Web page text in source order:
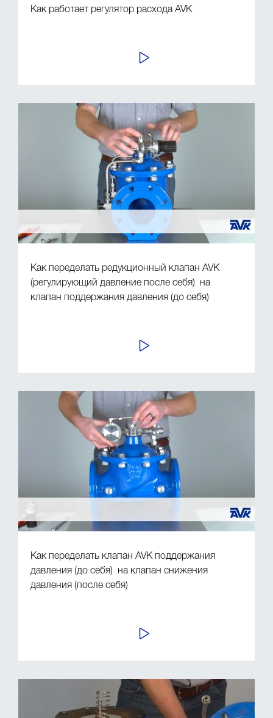
Как работает регулятор расхода AVK
ПРОСМОТР
Как переделать редукционный клапан AVK
(регулирующий давление после себя) на
клапан поддержания давления (до себя)
ПРОСМОТР
Как переделать клапан AVK поддержания
давления (до себя) на клапан снижения
давления (после себя)
ПРОСМОТР